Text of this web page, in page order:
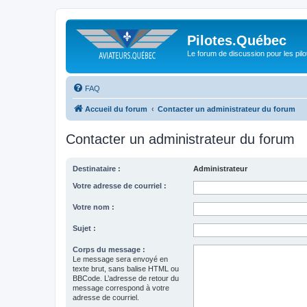
Pilotes.Québec
Le forum de discussion pour les
FAQ
Accueil du forum Contacter un administrateur du forum
Contacter un administrateur du forum
Destinataire : Administrateur
Votre adresse de courriel :
Votre nom :
Sujet :
Corps du message :
Le message sera envoyé en
texte brut, sans balise HTML ou
BBCode. L’adresse de retour du
message correspond à votre
adresse de courriel.